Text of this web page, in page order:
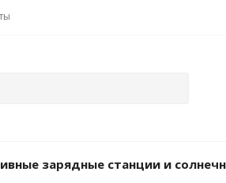
зарядные станции и